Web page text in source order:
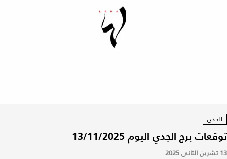
الجدي
توقعات برج الجدي اليوم 13/11/2025
13 تشرين الثاني 2025